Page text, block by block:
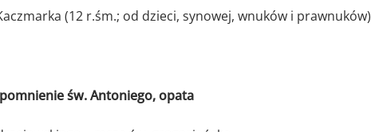
(12 r.śm.; od dzieci, synowej, wnuków i prawnuków)
św. Antoniego, opata